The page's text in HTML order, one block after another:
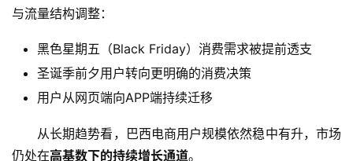
与流量结构调整：
黑色星期五（Black Friday）消费需求被提前透支
圣诞季前夕用户转向更明确的消费决策
用户从网页端向APP端持续迁移
从长期趋势看，巴西电商用户规模依然稳中有升，市场
仍处在高基数下的持续增长通道。